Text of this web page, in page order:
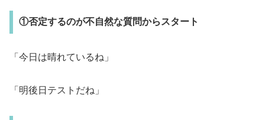
①否定するのが不自然な質問からスタート
「今日は晴れているね」
「明後日テストだね」